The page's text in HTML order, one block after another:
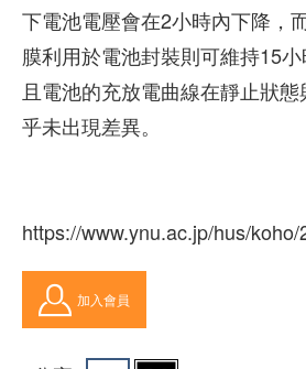
下電池電壓會在2小時內下降，
膜利用於電池封裝則可維持15小
且電池的充放電曲線在靜止狀
乎未出現差異。
https://www.ynu.ac.jp/hus/
加入會員